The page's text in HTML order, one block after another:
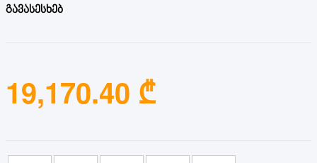
გავასესხებ
19,170.40 ₾